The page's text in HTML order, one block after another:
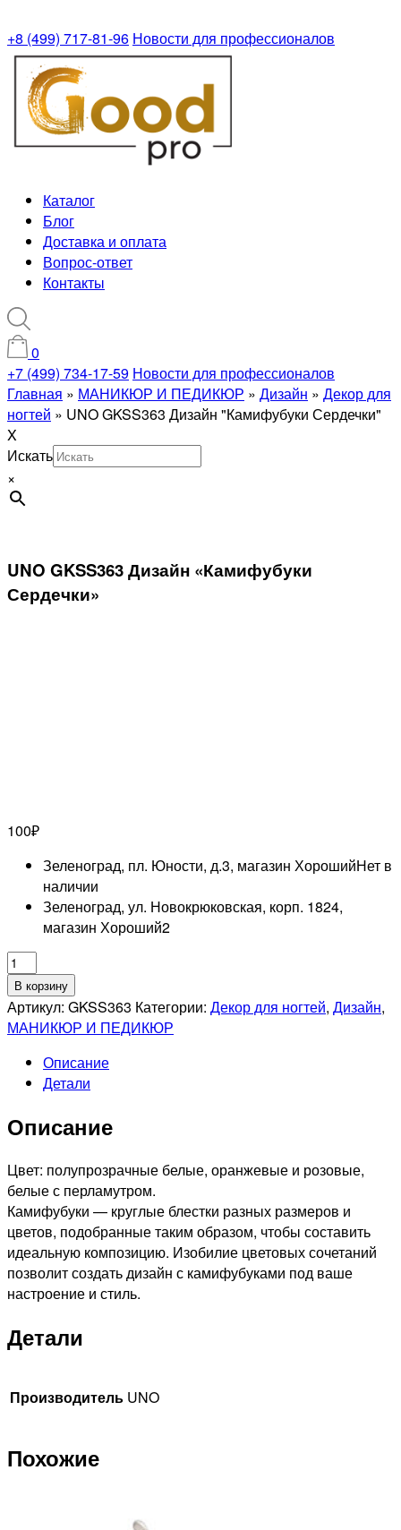
+8 (499) 717-81-96 Новости для профессионалов
Каталог
Блог
Доставка и оплата
Вопрос-ответ
Контакты
0
+7 (499) 734-17-59 Новости для профессионалов
Главная » МАНИКЮР И ПЕДИКЮР » Дизайн » Декор для
ногтей » UNO GKSS363 Дизайн "Камифубуки Сердечки"
X
Искать
×
UNO GKSS363 Дизайн «Камифубуки
Сердечки»
100₽
Зеленоград, пл. Юности, д.3, магазин ХорошийНет в
наличии
Зеленоград, ул. Новокрюковская, корп. 1824,
магазин Хороший2
Количество
товара
UNO
GKSS363
"Камифубуки
Сердечки"
В корзину
Артикул: GKSS363 Категории: Декор для ногтей, Дизайн,
МАНИКЮР И ПЕДИКЮР
Описание
Детали
Описание
Цвет: полупрозрачные белые, оранжевые и розовые,
белые с перламутром.
Камифубуки — круглые блестки разных размеров и
цветов, подобранные таким образом, чтобы составить
идеальную композицию. Изобилие цветовых сочетаний
позволит создать дизайн с камифубуками под ваше
настроение и стиль.
Детали
Производитель UNO
Похожие